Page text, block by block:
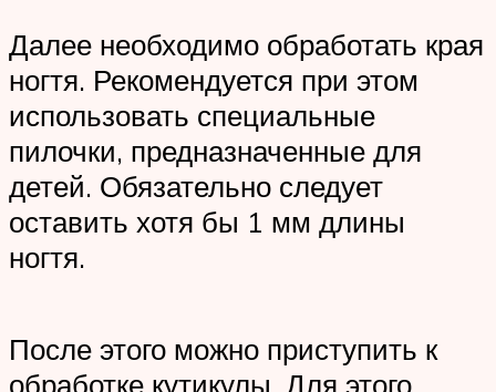
Далее необходимо обработать края
ногтя. Рекомендуется при этом
использовать специальные
пилочки, предназначенные для
детей. Обязательно следует
оставить хотя бы 1 мм длины
ногтя.
После этого можно приступить к
обработке кутикулы. Для этого